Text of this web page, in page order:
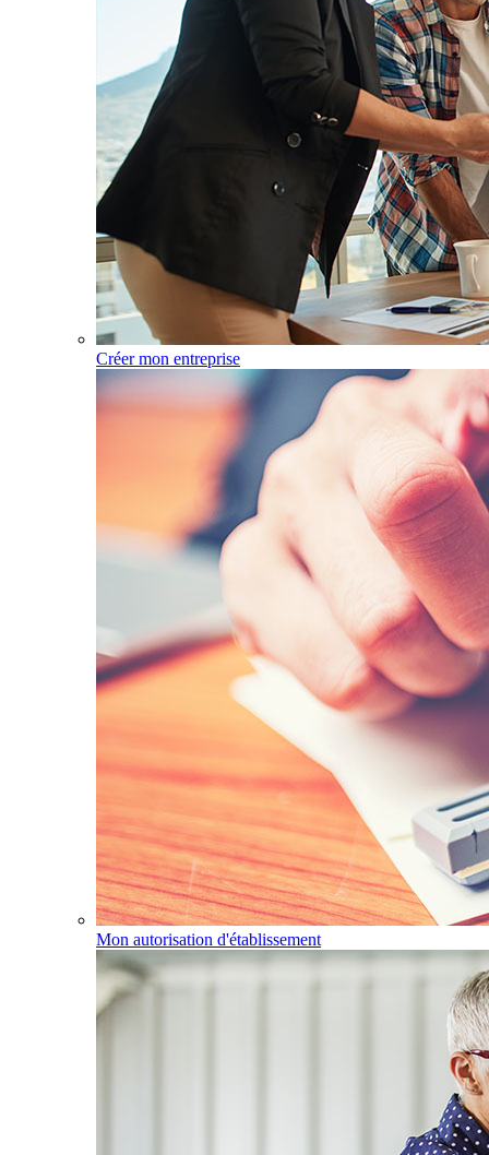
Créer mon entreprise
Mon autorisation d'établissement